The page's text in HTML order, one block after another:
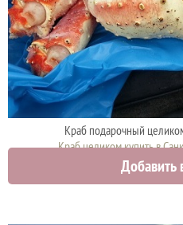
Краб подарочный
Краб целиком купить в
5000
Добавить